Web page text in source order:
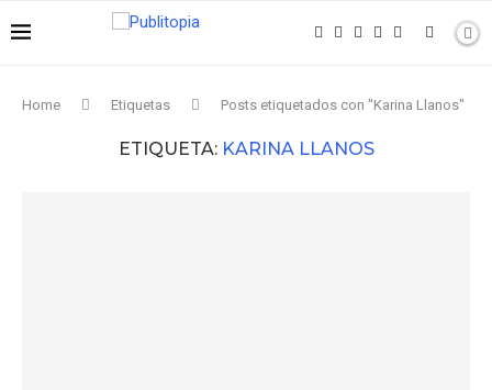
Home Etiquetas Posts etiquetados con "Karina Llanos"
ETIQUETA: KARINA LLANOS